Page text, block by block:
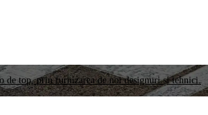
de top, prin furnizarea de noi designuri și tehnici.